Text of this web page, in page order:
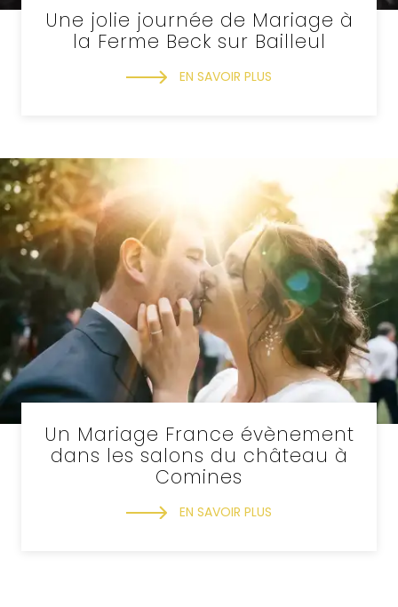
Une jolie journée de Mariage à
la Ferme Beck sur Bailleul
EN SAVOIR PLUS
Un Mariage France évènement
dans les salons du château à
Comines
EN SAVOIR PLUS